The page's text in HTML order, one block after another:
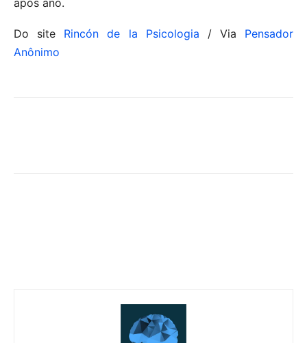
após ano.
Do site Rincón de la Psicologia / Via Pensador
Anônimo